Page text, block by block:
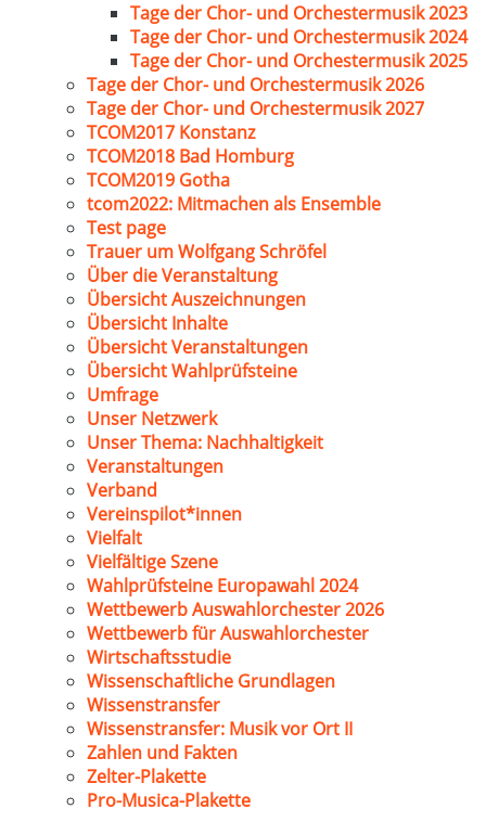
Tage der Chor- und Orchestermusik 2023
Tage der Chor- und Orchestermusik 2024
Tage der Chor- und Orchestermusik 2025
Tage der Chor- und Orchestermusik 2026
Tage der Chor- und Orchestermusik 2027
TCOM2017 Konstanz
TCOM2018 Bad Homburg
TCOM2019 Gotha
tcom2022: Mitmachen als Ensemble
Test page
Trauer um Wolfgang Schröfel
Über die Veranstaltung
Übersicht Auszeichnungen
Übersicht Inhalte
Übersicht Veranstaltungen
Übersicht Wahlprüfsteine
Umfrage
Unser Netzwerk
Unser Thema: Nachhaltigkeit
Veranstaltungen
Verband
Vereinspilot*innen
Vielfalt
Vielfältige Szene
Wahlprüfsteine Europawahl 2024
Wettbewerb Auswahlorchester 2026
Wettbewerb für Auswahlorchester
Wirtschaftsstudie
Wissenschaftliche Grundlagen
Wissenstransfer
Wissenstransfer: Musik vor Ort II
Zahlen und Fakten
Zelter-Plakette
Pro-Musica-Plakette